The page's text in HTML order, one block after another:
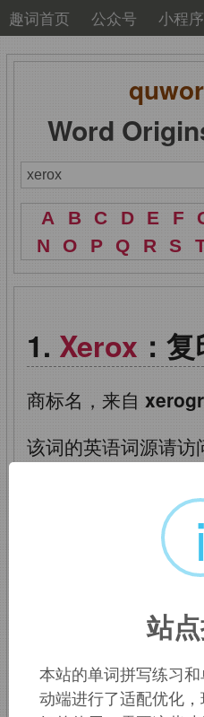
趣词首页 公众号 小程序
Word
A B C D E F
N
O P Q R S
Xerox ：
商标名，来自
该词的英语词源请访
：
这是专有名词转化
美国物理学家卡尔
Carlson,1906-
i
站
本站的单词拼写练习
动端进行了适配优化